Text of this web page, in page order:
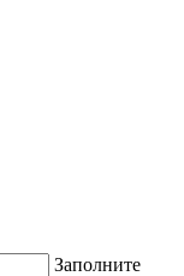
Заполните